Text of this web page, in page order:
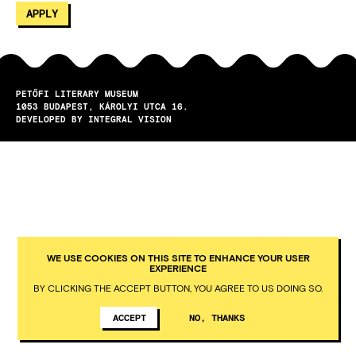
PETŐFI LITERARY MUSEUM
1053
BUDAPEST
KÁROLYI UTCA 16.
DEVELOPED BY INTEGRAL VISION
WE USE COOKIES ON THIS SITE TO ENHANCE YOUR USER
EXPERIENCE
BY CLICKING THE ACCEPT BUTTON, YOU AGREE TO US DOING SO.
ACCEPT NO, THANKS